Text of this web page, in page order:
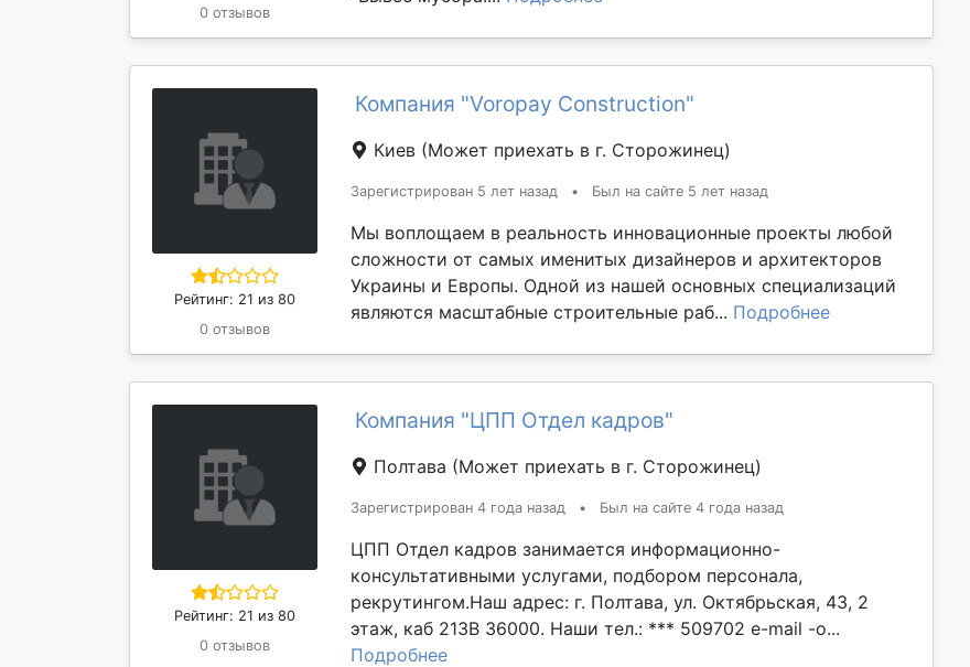
0 отзывов
Рейтинг: 21 из 80
0 отзывов
Компания "Voropay Construction"
Киев (Может приехать в г. Сторожинец)
Зарегистрирован 5 лет назад • Был на сайте 5 лет назад
Мы воплощаем в реальность инновационные проекты любой
сложности от самых именитых дизайнеров и архитекторов
Украины и Европы. Одной из нашей основных специализаций
являются масштабные строительные раб... Подробнее
Рейтинг: 21 из 80
0 отзывов
Компания "ЦПП Отдел кадров"
Полтава (Может приехать в г. Сторожинец)
Зарегистрирован 4 года назад • Был на сайте 4 года назад
ЦПП Отдел кадров занимается информационно-
консультативными услугами, подбором персонала,
рекрутингом.Наш адрес: г. Полтава, ул. Октябрьская, 43, 2
этаж, каб 213В 36000. Наши тел.: *** 509702 e-mail -o...
Подробнее